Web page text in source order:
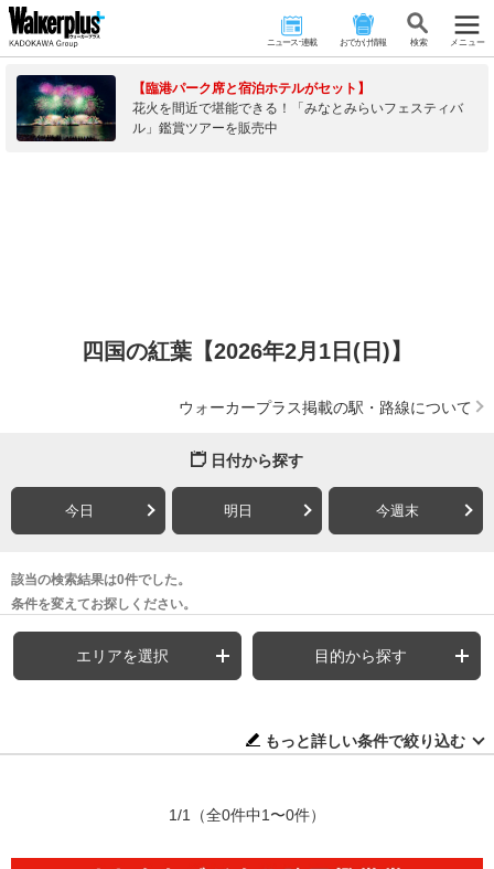
ニュース･連載 おでかけ情報 検 索 メニュー
【臨港パーク席と宿泊ホテルがセット】
花火を間近で堪能できる！「みなとみらいフェスティバ
ル」鑑賞ツアーを販売中
四国の紅葉【2026年2月1日(日)】
ウォーカープラス掲載の駅・路線について
日付から探す
今日 明日 今週末
該当の検索結果は0件でした。
条件を変えてお探しください。
エリアを選択 目的から探す
もっと詳しい条件で絞り込む
1/1 （全0件中1〜0件）